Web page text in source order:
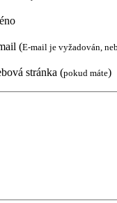
(E-mail je vyžadován,
stránka (pokud máte)